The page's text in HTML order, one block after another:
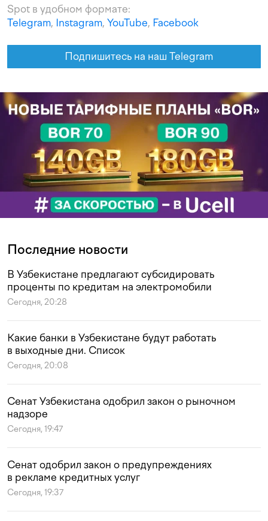
Spot в удобном формате:
Telegram, Instagram, YouTube, Facebook
Подпишитесь на наш Telegram
Последние новости
В Узбекистане предлагают субсидировать
проценты по кредитам на электромобили
Сегодня, 20:28
Какие банки в Узбекистане будут работать
в выходные дни. Список
Сегодня, 20:08
Сенат Узбекистана одобрил закон о рыночном
надзоре
Сегодня, 19:47
Сенат одобрил закон о предупреждениях
в рекламе кредитных услуг
Сегодня, 19:37